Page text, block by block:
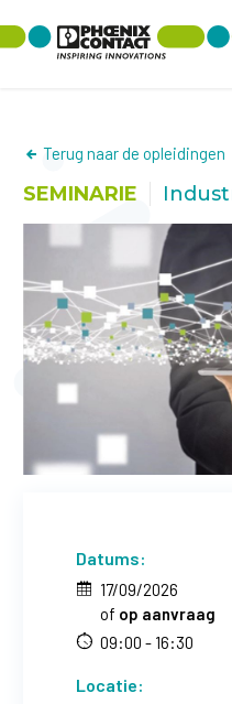
Terug naar de opleidingen
SEMINARIE
Datums:
17/09/2026
of op aanvraag
09:00 - 16:30
Locatie: